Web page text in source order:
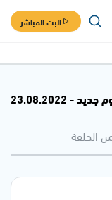
البث المباشر
جديد - 23.08.2022
الحلقة